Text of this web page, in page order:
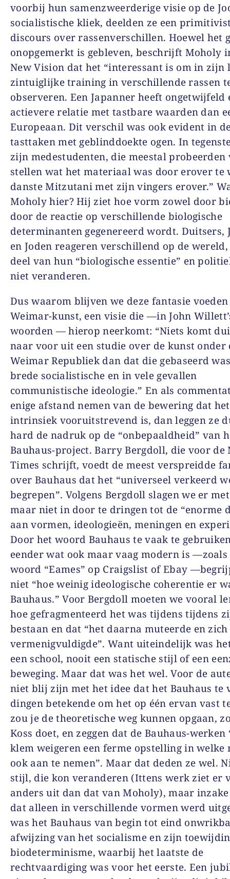
voorbij hun samenzweerderige visie op de
socialistische kliek, deelden ze een
discours over rassenverschillen. Hoewel het
onopgemerkt is gebleven, beschrijft Moholy
New Vision dat het “interessant is om in zijn
zintuiglijke training in verschillende rassen
observeren. Een Japanner heeft ongetwijfeld
actievere relatie met tastbare waarden dan
Europeaan. Dit verschil was ook evident in
tasttaken met geblinddoekte ogen. In
zijn medestudenten, die meestal probeerden
stellen wat het materiaal was door erover te
danste Mitzutani met zijn vingers erover.”
Moholy hier? Hij ziet hoe vorm zowel door
door de reactie op verschillende biologische
determinanten gegenereerd wordt. Duitsers,
en Joden reageren verschillend op de
deel van hun “biologische essentie” en
niet veranderen.
Dus waarom blijven we deze fantasie
Weimar-kunst, een visie die —in John
woorden — hierop neerkomt: “Niets komt
naar voor uit een studie over de kunst onder
Weimar Republiek dan dat die gebaseerd
brede socialistische en in vele gevallen
communistische ideologie.” En als
enige afstand nemen van de bewering dat
intrinsiek vooruitstrevend is, dan leggen ze
hard de nadruk op de “onbepaaldheid” van
Bauhaus-project. Barry Bergdoll, die voor de
Times schrijft, voedt de meest verspreidde
over Bauhaus dat het “universeel verkeerd
begrepen”. Volgens Bergdoll slagen we er
maar niet in door te dringen tot de “enorme
aan vormen, ideologieën, meningen en
Door het woord Bauhaus te vaak te
eender wat ook maar vaag modern is —zoals
woord “Eames” op Craigslist of Ebay
niet “hoe weinig ideologische coherentie er
Bauhaus.” Voor Bergdoll moeten we vooral
hoe gefragmenteerd het was tijdens tijdens
bestaan en dat “het daarna muteerde en zich
vermenigvuldigde”. Want uiteindelijk was
een school, nooit een statische stijl of een
beweging. Maar dat was het wel. Voor de
niet blij zijn met het idee dat het Bauhaus te
dingen betekende om het op één ervan vast
zou je de theoretische weg kunnen opgaan,
Koss doet, en zeggen dat de Bauhaus-werken
klem weigeren een ferme opstelling in welke
ook aan te nemen”. Maar dat deden ze wel.
stijl, die kon veranderen (Ittens werk ziet er
anders uit dan dat van Moholy), maar
dat alleen in verschillende vormen werd
was het Bauhaus van begin tot eind
afwijzing van het socialisme en zijn
biodeterminisme, waarbij het laatste de
rechtvaardiging was voor het eerste. Een